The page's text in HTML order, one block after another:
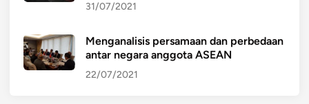
31/07/2021
Menganalisis persamaan dan perbedaan
antar negara anggota ASEAN
22/07/2021